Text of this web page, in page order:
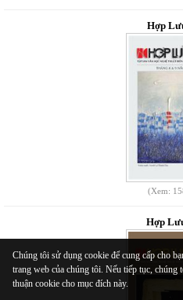
Hợp
(Xem:
Hợp
Chúng tôi sử dụng cookie để cung cấp cho
trang web của chúng tôi. Nếu tiếp tục, chúng
thuận cookie cho mục đích này.